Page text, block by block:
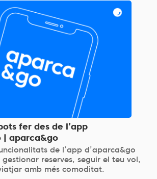
fer des de l’app
| aparca&go
de l’app d’aparca&go
gestionar reserves, seguir el teu vol,
amb més comoditat.